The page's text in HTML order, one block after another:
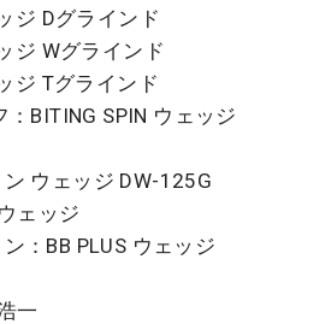
ジ Dグラインド
ジ Wグラインド
ジ Tグラインド
BITING SPIN ウェッジ
ウェッジ DW-125G
ェッジ
：BB PLUS ウェッジ
一